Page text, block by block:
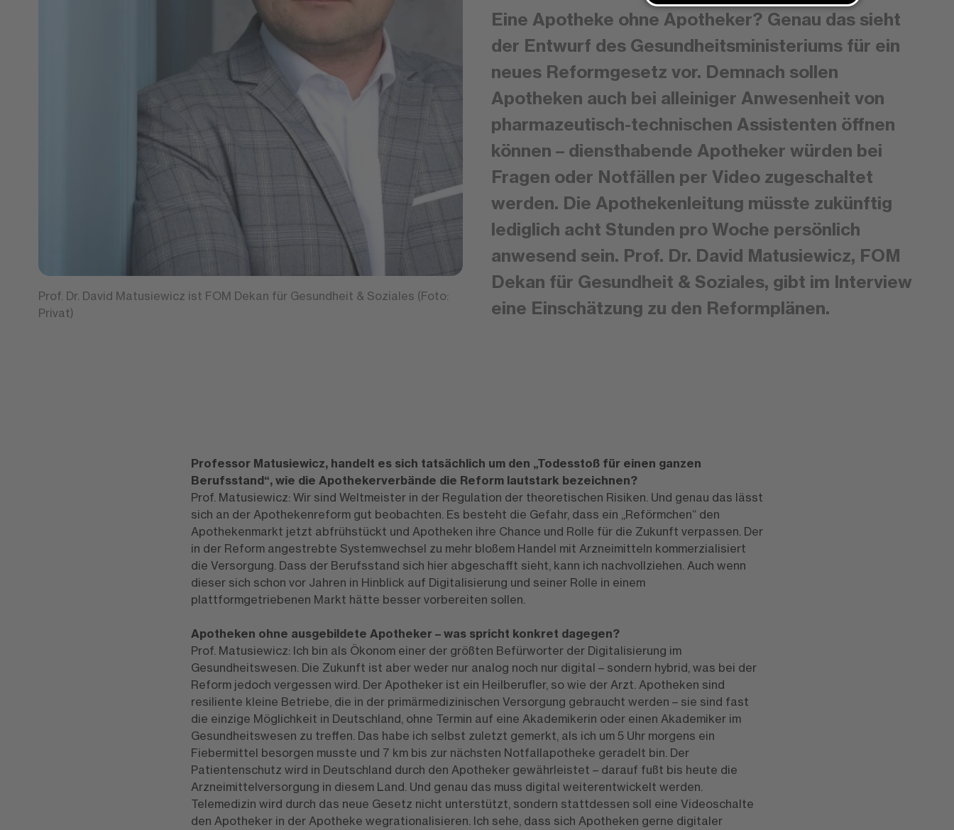
Prof. Dr. David Matusiewicz ist FOM Dekan für Gesundheit & Soziales (Foto:
Privat)
Eine Apotheke ohne Apotheker? Genau das sieht
der Entwurf des Gesundheitsministeriums für ein
neues Reformgesetz vor. Demnach sollen
Apotheken auch bei alleiniger Anwesenheit von
pharmazeutisch-technischen Assistenten öffnen
können – diensthabende Apotheker würden bei
Fragen oder Notfällen per Video zugeschaltet
werden. Die Apothekenleitung müsste zukünftig
lediglich acht Stunden pro Woche persönlich
anwesend sein. Prof. Dr. David Matusiewicz, FOM
Dekan für Gesundheit & Soziales, gibt im Interview
eine Einschätzung zu den Reformplänen.
Professor Matusiewicz, handelt es sich tatsächlich um den „Todesstoß für einen ganzen
Berufsstand“, wie die Apothekerverbände die Reform lautstark bezeichnen?
Prof. Matusiewicz: Wir sind Weltmeister in der Regulation der theoretischen Risiken. Und genau das lässt
sich an der Apothekenreform gut beobachten. Es besteht die Gefahr, dass ein „Reförmchen“ den
Apothekenmarkt jetzt abfrühstückt und Apotheken ihre Chance und Rolle für die Zukunft verpassen. Der
in der Reform angestrebte Systemwechsel zu mehr bloßem Handel mit Arzneimitteln kommerzialisiert
die Versorgung. Dass der Berufsstand sich hier abgeschafft sieht, kann ich nachvollziehen. Auch wenn
dieser sich schon vor Jahren in Hinblick auf Digitalisierung und seiner Rolle in einem
plattformgetriebenen Markt hätte besser vorbereiten sollen.
Apotheken ohne ausgebildete Apotheker – was spricht konkret dagegen?
Prof. Matusiewicz: Ich bin als Ökonom einer der größten Befürworter der Digitalisierung im
Gesundheitswesen. Die Zukunft ist aber weder nur analog noch nur digital – sondern hybrid, was bei der
Reform jedoch vergessen wird. Der Apotheker ist ein Heilberufler, so wie der Arzt. Apotheken sind
resiliente kleine Betriebe, die in der primärmedizinischen Versorgung gebraucht werden – sie sind fast
die einzige Möglichkeit in Deutschland, ohne Termin auf eine Akademikerin oder einen Akademiker im
Gesundheitswesen zu treffen. Das habe ich selbst zuletzt gemerkt, als ich um 5 Uhr morgens ein
Fiebermittel besorgen musste und 7 km bis zur nächsten Notfallapotheke geradelt bin. Der
Patientenschutz wird in Deutschland durch den Apotheker gewährleistet – darauf fußt bis heute die
Arzneimittelversorgung in diesem Land. Und genau das muss digital weiterentwickelt werden.
Telemedizin wird durch das neue Gesetz nicht unterstützt, sondern stattdessen soll eine Videoschalte
den Apotheker in der Apotheke wegrationalisieren. Ich sehe, dass sich Apotheken gerne digitaler